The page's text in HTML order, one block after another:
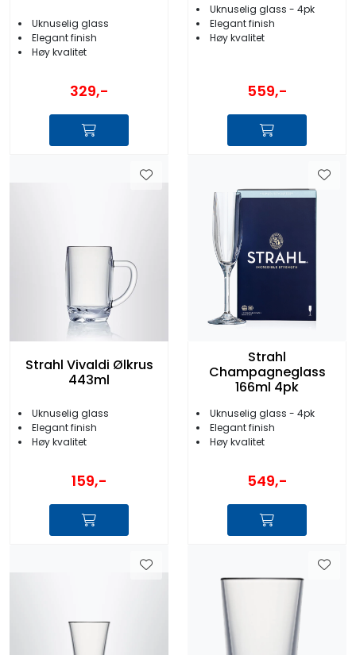
Uknuselig glass
Elegant finish
Høy kvalitet
329,-
Uknuselig glass - 4pk
Elegant finish
Høy kvalitet
559,-
Strahl Vivaldi Ølkrus
443ml
Uknuselig glass
Elegant finish
Høy kvalitet
159,-
Strahl
Champagneglass
166ml 4pk
Uknuselig glass - 4pk
Elegant finish
Høy kvalitet
549,-